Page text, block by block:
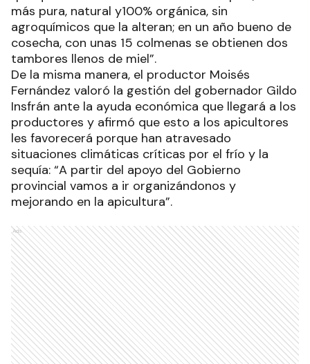
más pura, natural y100% orgánica, sin
agroquímicos que la alteran; en un año bueno de
cosecha, con unas 15 colmenas se obtienen dos
tambores llenos de miel”.
De la misma manera, el productor Moisés
Fernández valoró la gestión del gobernador Gildo
Insfrán ante la ayuda económica que llegará a los
productores y afirmó que esto a los apicultores
les favorecerá porque han atravesado
situaciones climáticas críticas por el frío y la
sequía: “A partir del apoyo del Gobierno
provincial vamos a ir organizándonos y
mejorando en la apicultura”.
Ads